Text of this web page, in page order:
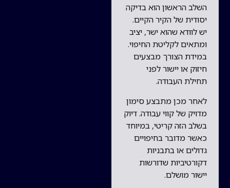
השלב הראשון הוא בדיקה
יסודית של הקיר הקיים.
יש לוודא שהוא ישר, יציב
ומתאים לקליטת החיפוי.
במידת הצורך מבצעים
חיזוק או יישור לפני
תחילת העבודה.
לאחר מכן מתבצע סימון
מדויק של קווי עבודה. דיוק
בשלב הזה קריטי, במיוחד
כאשר מדובר בחיפויים
גדולים או בתבניות
דקורטיביות שדורשות
יישור מושלם.